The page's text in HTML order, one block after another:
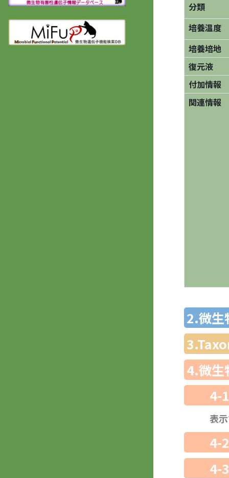
分類
培養温度
培養培地
復元液
付加情報
関連情報
2.微生
4.微生
4-
表
4-
4-